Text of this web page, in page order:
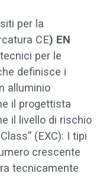
per la
CE) EN
per le
definisce i
alluminio
il progettista
il livello di rischio
(EXC): I tipi
crescente
tecnicamente